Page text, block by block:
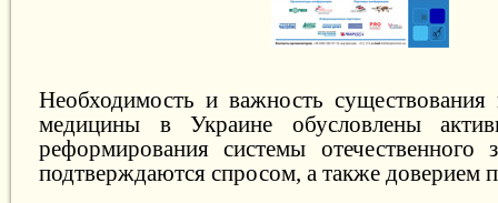
Необходимость и важность существования
медицины в Украине обусловлены
реформирования системы отечественного
подтверждаются спросом, а также доверием